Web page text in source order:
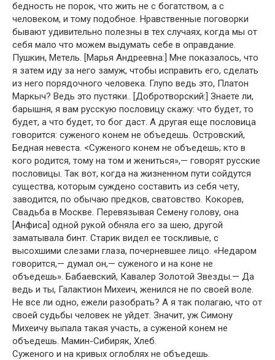
бедность не порок, что жить не с богатством, а с
человеком, и тому подобное. Нравственные поговорки
бывают удивительно полезны в тех случаях, когда мы от
себя мало что можем выдумать себе в оправдание.
Пушкин, Метель. [Марья Андреевна:] Мне показалось, что
я затем иду за него замуж, чтобы исправить его, сделать
из него порядочного человека. Глупо ведь это, Платон
Маркыч? Ведь это пустяки.. [Добротворский:] Знаете ли,
барышня, я вам русскую пословицу скажу: что будет, то
будет, а что будет, то бог даст. А другая еще пословица
говорится: суженого конем не объедешь. Островский,
Бедная невеста. <Суженого конем не объедешь; кто в
кого родится, тому на том и жениться»,— говорят русские
пословицы. Так вот, когда на жизненном пути сойдутся
существа, которым суждено составить из себя чету,
заводится, по обычаю предков, сватовство. Кокорев,
Свадьба в Москве. Перевязывая Семену голову, она
[Анфиса] одной рукой обняла его за шею, другой
заматывала бинт. Старик видел ее тоскливые, с
высохшими слезами глаза, почерневшее лицо. «Недаром
говорится,— думал он,— суженого и на коне не
объедешь». Бабаевский, Кавалер Золотой Звезды.— Да
ведь и ты, Галактион Михеич, женился не по своей воле.
Не все ли одно, ежели разобрать? А я так полагаю, что от
своей судьбы человек не уйдет. Значит, уж Симону
Михеичу выпала такая участь, а суженой конем не
объедешь. Мамин-Сибиряк, Хлеб.
Суженого и на кривых оглоблях не объедешь.